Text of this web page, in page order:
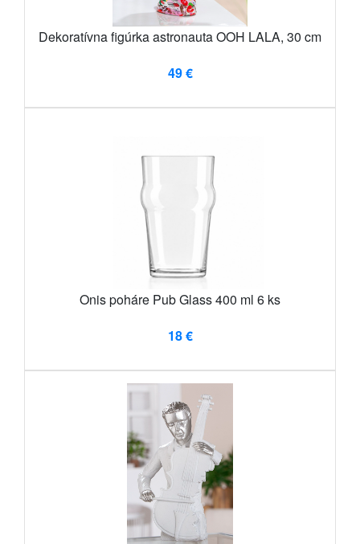
Dekoratívna figúrka astronauta OOH LALA, 30 cm
49 €
Onis poháre Pub Glass 400 ml 6 ks
18 €